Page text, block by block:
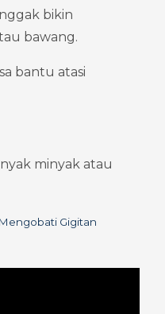
bikin
bawang.
bantu atasi
minyak atau
Gigitan